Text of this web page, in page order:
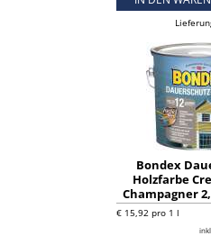
Bondex
Holzfarbe
Champagner
€ 15,92 pro 1 l